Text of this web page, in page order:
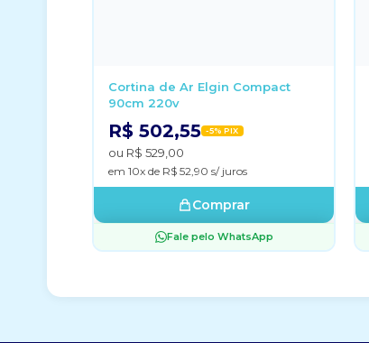
Cortina de Ar Elgin Compact
90cm 220v
R$ 502,55 -5% PIX
ou R$ 529,00
em 10x de R$ 52,90 s/ juros
Comprar
Fale pelo WhatsApp